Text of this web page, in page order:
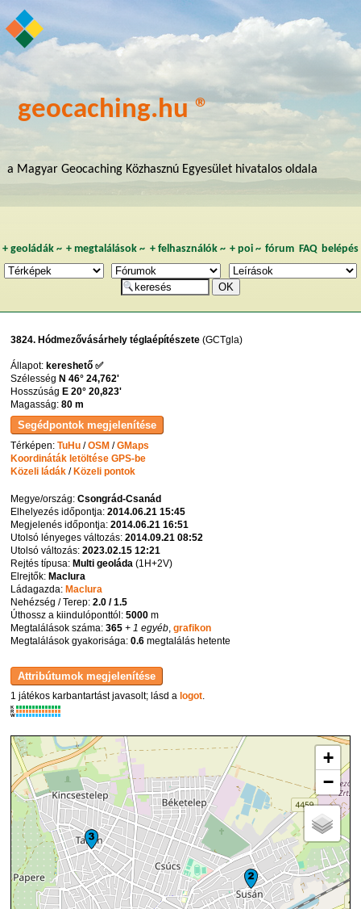
geocaching.hu ®
a Magyar Geocaching Közhasznú Egyesület hivatalos oldala
+ geoládák~ +megtalálások ~ + felhasználók~ + poi~ fórum FAQ belépés
3824. Hódmezővásárhely téglaépítészete (GCTgla)
Állapot:kereshető ✅
SzélességN 46° 24,762'
HosszúságE 20° 20,823'
Magasság:80 m
Térképen:TuHu /OSM /GMaps
Koordináták letöltése GPS-be
Közeli ládák / Közeli pontok
Megye/ország:Csongrád-Csanád
Elhelyezés időpontja:2014.06.21 15:45
Megjelenés időpontja:2014.06.21 16:51
Utolsó lényeges változás:2014.09.21 08:52
Utolsó változás:2023.02.15 12:21
Rejtés típusa: Multi geoláda (1H+2V)
Elrejtők: Maclura
Ládagazda: Maclura
Nehézség / Terep:2.0 / 1.5
Úthossz a kiindulóponttól:5000 m
Megtalálások száma:365 + 1 egyéb,grafikon
Megtalálások gyakorisága:0.6 megtalálás hetente
1 játékos karbantartást javasolt; lásd a logot.
K
R
W
+
−